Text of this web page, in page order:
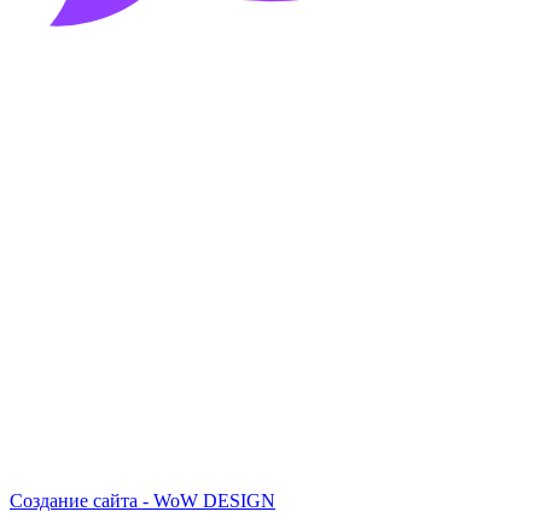
Создание сайта - WoW DESIGN